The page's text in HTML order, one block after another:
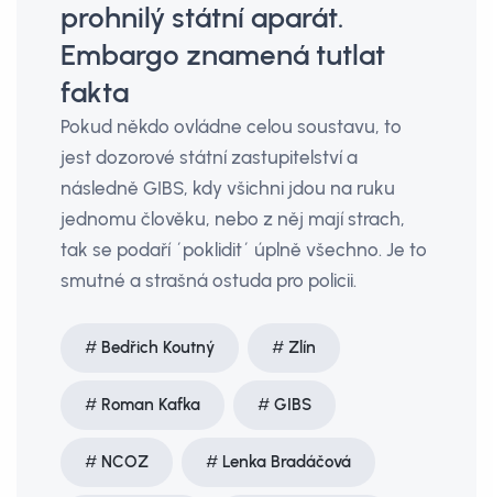
prohnilý státní aparát.
Embargo znamená tutlat
fakta
Pokud někdo ovládne celou soustavu, to
jest dozorové státní zastupitelství a
následně GIBS, kdy všichni jdou na ruku
jednomu člověku, nebo z něj mají strach,
tak se podaří ´poklidit´ úplně všechno. Je to
smutné a strašná ostuda pro policii.
Bedřich Koutný Zlín
Roman Kafka GIBS
NCOZ Lenka Bradáčová